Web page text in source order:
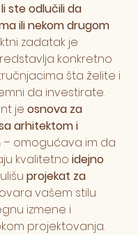
ste odlučili da
ili nekom drugom
zadatak je
konkretno
šta želite i
da investirate.
je osnova za
arhitektom i
– omogućava im da
kvalitetno idejno
projekat za
vašem stilu
izmene i
projektovanja.